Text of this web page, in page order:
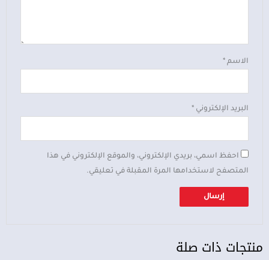
الاسم*
البريد الإلكتروني *
احفظ اسمي، بريدي الإلكتروني، والموقع الإلكتروني في هذا
المتصفح لاستخدامها المرة المقبلة في تعليقي.
منتجات ذات صلة